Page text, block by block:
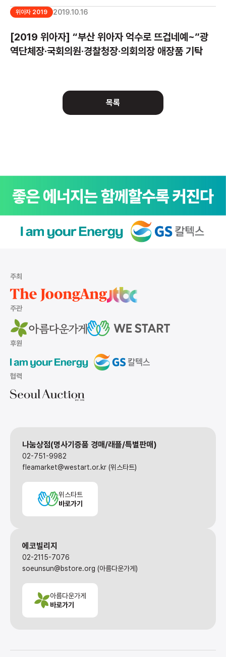
위아자 2019 2019.10.16
[2019 위아자] “부산 위아자 억수로 뜨겁네예~”광
역단체장·국회의원·경찰청장·의회의장 애장품 기탁
목록
주최
주관
후원
협력
나눔상점(명사기증품 경매/래플/특별판매)
02-751-9982
fleamarket@westart.or.kr (위스타트)
위스타트
바로가기
에코빌리지
02-2115-7076
soeunsun@bstore.org (아름다운가게)
아름다운가게
바로가기